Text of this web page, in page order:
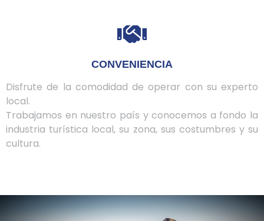
CONVENIENCIA
Disfrute de la comodidad de operar con su experto
local.
Trabajamos en nuestro país y conocemos a fondo la
industria turística local, su zona, sus costumbres y su
cultura.